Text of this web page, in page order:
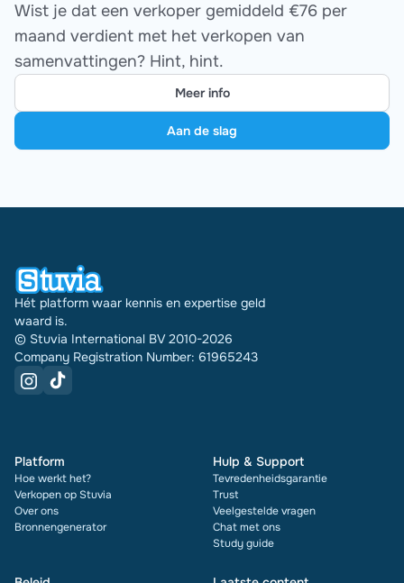
Wist je dat een verkoper gemiddeld €76 per
maand verdient met het verkopen van
samenvattingen? Hint, hint.
Meer info
Aan de slag
Hét platform waar kennis en expertise geld
waard is.
© Stuvia International BV 2010-2026
Company Registration Number: 61965243
Platform
Hoe werkt het?
Verkopen op Stuvia
Over ons
Bronnengenerator
Hulp & Support
Tevredenheidsgarantie
Trust
Veelgestelde vragen
Chat met ons
Study guide